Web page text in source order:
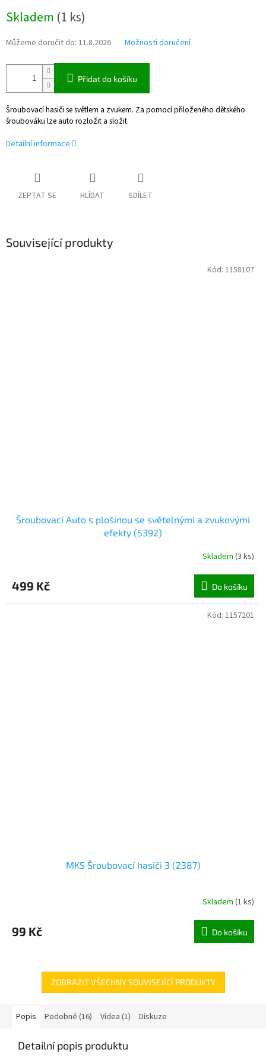
cena:
Skladem (1 ks)
Můžeme doručit do: 11.8.2026 Možnosti doručení
Přidat do košíku
Šroubovací hasiči se světlem a zvukem. Za pomocí přiloženého dětského
šroubováku lze auto rozložit a složit.
Detailní informace
ZEPTAT SE HLÍDAT SDÍLET
Související produkty
Šroubovací Auto s plošinou se světelnými a zvukovými
efekty (5392)
Skladem (3 ks)
499 Kč Do košíku
Kód: 1158107
MKS Šroubovací hasiči 3 (2387)
Skladem (1 ks)
99 Kč Do košíku
Kód: 1157201
ZOBRAZIT VŠECHNY SOUVISEJÍCÍ PRODUKTY
Popis Podobné (16) Videa (1) Diskuze
Detailní popis produktu